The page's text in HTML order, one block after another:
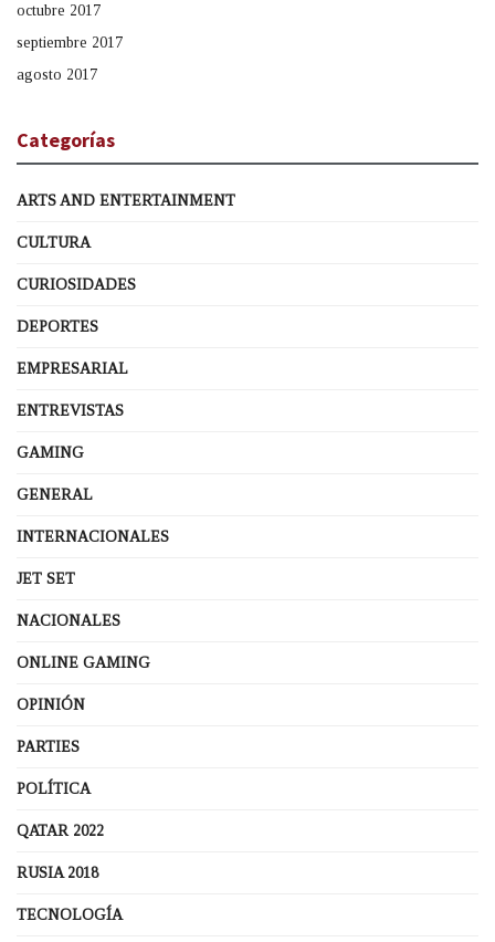
octubre 2017
septiembre 2017
agosto 2017
Categorías
ARTS AND ENTERTAINMENT
CULTURA
CURIOSIDADES
DEPORTES
EMPRESARIAL
ENTREVISTAS
GAMING
GENERAL
INTERNACIONALES
JET SET
NACIONALES
ONLINE GAMING
OPINIÓN
PARTIES
POLÍTICA
QATAR 2022
RUSIA 2018
TECNOLOGÍA